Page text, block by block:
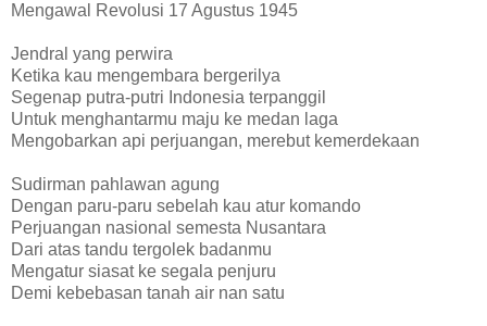
Mengawal Revolusi 17 Agustus 1945
Jendral yang perwira
Ketika kau mengembara bergerilya
Segenap putra-putri Indonesia terpanggil
Untuk menghantarmu maju ke medan laga
Mengobarkan api perjuangan, merebut kemerdekaan
Sudirman pahlawan agung
Dengan paru-paru sebelah kau atur komando
Perjuangan nasional semesta Nusantara
Dari atas tandu tergolek badanmu
Mengatur siasat ke segala penjuru
Demi kebebasan tanah air nan satu